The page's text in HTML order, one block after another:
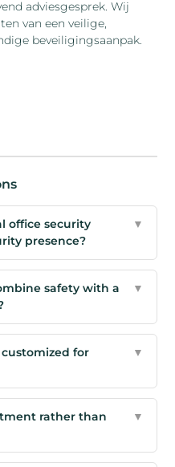
adviesgesprek. Wij
van een veilige,
beveiligingsaanpak.
office security
presence?
▼
safety with a
▼
for
▼
rather than
▼